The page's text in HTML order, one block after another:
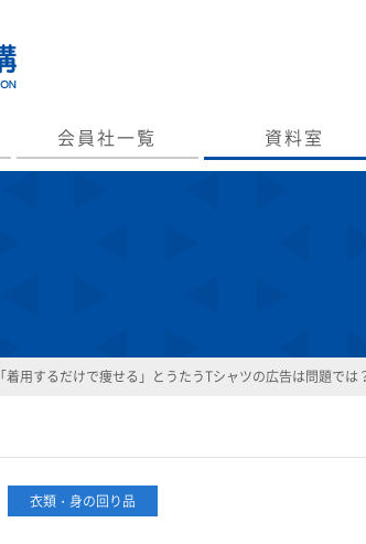
会員社一覧 資料室
「着用するだけで痩せる」とうたうTシャツの広告は問題では
衣類・身の回り品